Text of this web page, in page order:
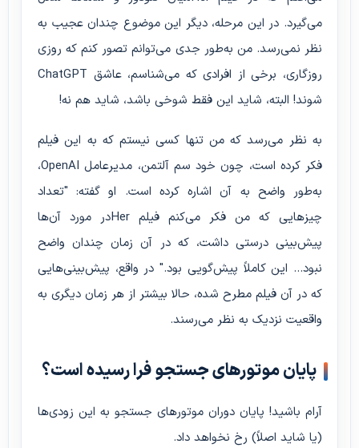
می‌گیرد. در این مرحله، دیگر این موضوع چندان عجیب به
نظر نمی‌رسد. من به‌طور جدی می‌توانم تصور کنم که روزی
روزگاری، برخی از افرادی که می‌شناسم، عاشق ChatGPT
شوند! البته، شاید این فقط شوخی باشد، شاید هم نه!
به نظر می‌رسد که من تنها کسی نیستم که به این فیلم
فکر کرده است، چون خود سم آلتمن، مدیرعامل OpenAI،
به‌طور واضح به آن اشاره کرده است. او گفته: "تعداد
چیزهایی که من فکر می‌کنم فیلم Herدر مورد آن‌ها
پیش‌بینی درستی داشت، که در آن زمان چندان واضح
نبود... این کاملاً پیش‌گویی بود." در واقع، پیش‌بینی‌هایی
که در آن فیلم مطرح شده، حالا بیشتر از هر زمان دیگری به
واقعیت نزدیک به نظر می‌رسند.
پایان موتورهای جستجو فرا رسیده است؟
آرام باشید! پایان دوران موتورهای جستجو به این زودی‌ها
(یا شاید اصلاً) رخ نخواهد داد.